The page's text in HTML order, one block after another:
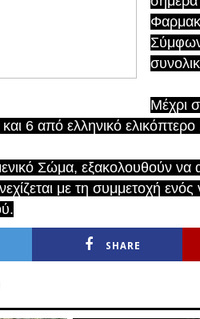
Μέχρι
και 6 από ελληνικό
Σώμα, εξακολουθούν να
με τη συμμετοχή
SHARE